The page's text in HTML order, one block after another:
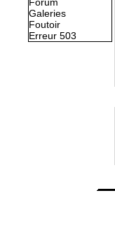
Galeries
Foutoir
Erreur 503